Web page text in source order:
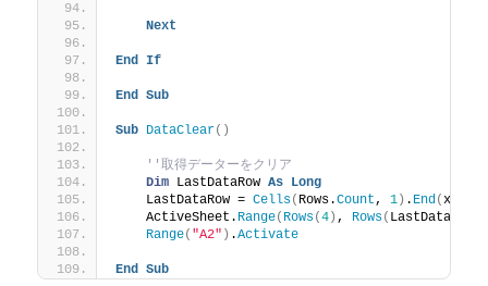
Next
End If
End Sub
Sub DataClear()
''取得データーをクリア
Dim LastDataRow As Long
    LastDataRow =
Cells( Rows.Count, 1 ) . End(xlUp
    ActiveSheet.
Range( Rows(4 ) , Rows( LastDataRow
Range( "A2" ) .Activate
End Sub